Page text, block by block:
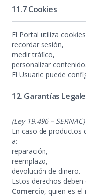
11.7 Cookies
El Portal utiliza
recordar sesión,
medir tráfico,
personalizar contenido.
El Usuario puede
12. Garantías
(Ley 19.496 – SERNAC)
En caso de productos
a:
reparación,
reemplazo,
devolución de dinero.
Estos derechos
Comercio, quien es el